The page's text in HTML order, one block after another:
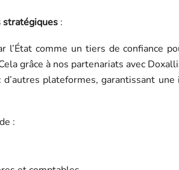
stratégiques :
l’État comme un tiers de confiance
grâce à nos partenariats avec
plateformes, garantissant
: